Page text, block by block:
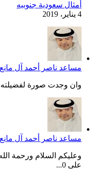
أمثال سعودية جنوبيه
4 يناير، 2019
مساعد ناصر أحمد آل
وان وجدت صورة لفضيلته
مساعد ناصر أحمد آل
وعليكم السلام ورحمة
على 0...